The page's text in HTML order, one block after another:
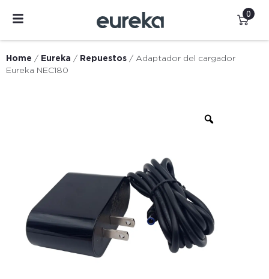
0
Home / Eureka / Repuestos / Adaptador del cargador
Eureka NEC180